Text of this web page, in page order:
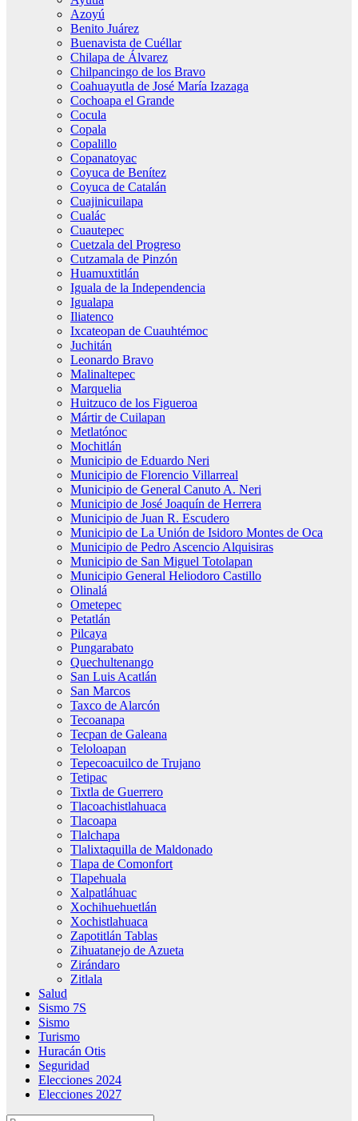
Azoyú
Benito Juárez
Buenavista de Cuéllar
Chilapa de Álvarez
Chilpancingo de los Bravo
Coahuayutla de José María Izazaga
Cochoapa el Grande
Cocula
Copala
Copalillo
Copanatoyac
Coyuca de Benítez
Coyuca de Catalán
Cuajinicuilapa
Cualác
Cuautepec
Cuetzala del Progreso
Cutzamala de Pinzón
Huamuxtitlán
Iguala de la Independencia
Igualapa
Iliatenco
Ixcateopan de Cuauhtémoc
Juchitán
Leonardo Bravo
Malinaltepec
Marquelia
Huitzuco de los Figueroa
Mártir de Cuilapan
Metlatónoc
Mochitlán
Municipio de Eduardo Neri
Municipio de Florencio Villarreal
Municipio de General Canuto A. Neri
Municipio de José Joaquín de Herrera
Municipio de Juan R. Escudero
Municipio de La Unión de Isidoro Montes de Oca
Municipio de Pedro Ascencio Alquisiras
Municipio de San Miguel Totolapan
Municipio General Heliodoro Castillo
Olinalá
Ometepec
Petatlán
Pilcaya
Pungarabato
Quechultenango
San Luis Acatlán
San Marcos
Taxco de Alarcón
Tecoanapa
Tecpan de Galeana
Teloloapan
Tepecoacuilco de Trujano
Tetipac
Tixtla de Guerrero
Tlacoachistlahuaca
Tlacoapa
Tlalchapa
Tlalixtaquilla de Maldonado
Tlapa de Comonfort
Tlapehuala
Xalpatláhuac
Xochihuehuetlán
Xochistlahuaca
Zapotitlán Tablas
Zihuatanejo de Azueta
Zirándaro
Zitlala
Salud
Sismo 7S
Sismo
Turismo
Huracán Otis
Seguridad
Elecciones 2024
Elecciones 2027